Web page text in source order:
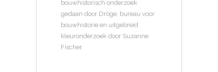
bouwhistorisch onderzoek
gedaan door Dröge, bureau voor
bouwhistorie en uitgebreid
kleuronderzoek door Suzanne
Fischer.